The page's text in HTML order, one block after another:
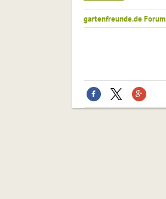
gartenfreunde.de Forum